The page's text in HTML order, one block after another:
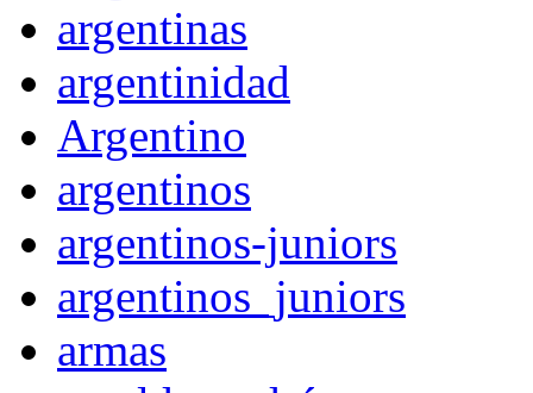
argentinas
argentinidad
Argentino
argentinos
argentinos-juniors
argentinos_juniors
armas